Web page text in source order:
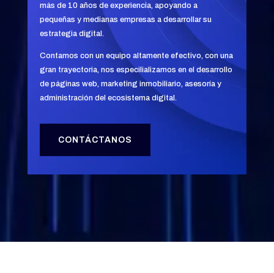
más de 10 años de experiencia, apoyando a
pequeñas y medianas empresas a desarrollar su
estrategia digital.
Contamos con un equipo altamente efectivo, con una
gran trayectoria, nos especilializamos en el desarrollo
de páginas web, marketing inmobiliario, asesoría y
administración del ecosistema digital.
CONTÁCTANOS